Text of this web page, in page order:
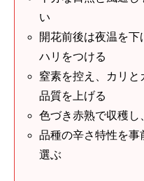
い
開花前後は夜温を下
ハリをつける
窒素を控え、カリ
品質を上げる
色づき赤熟で収穫し
品種の辛さ特性を事
選ぶ